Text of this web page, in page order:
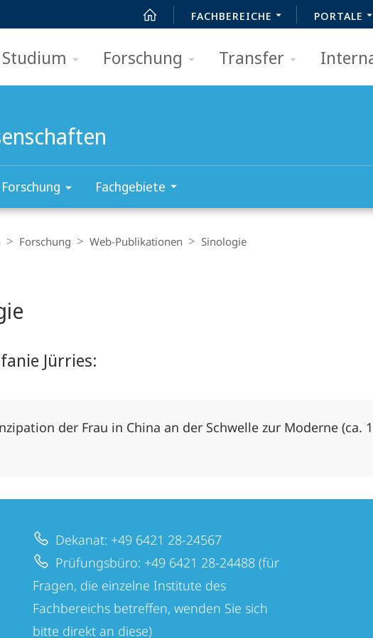
FACHBEREICHE PORTALE
Studium Forschung Transfer
Forschung Fachgebiete
Forschung Web-Publikationen Sinologie
Jürries:
der Frau in China an der Schwelle zur Moderne (ca.
Dekanat: +49 6421 28-24567
Prüfungsbüro: +49 6421 28-24488 (für
Fragen, die einzelne Institute des
Fachbereichs betreffen, wenden Sie sich
bitte direkt an diese)